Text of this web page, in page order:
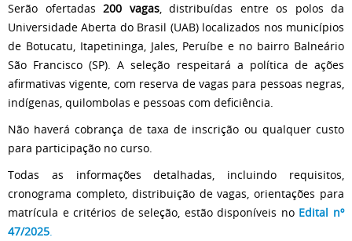
Serão ofertadas 200 vagas, distribuídas entre os polos da
Universidade Aberta do Brasil (UAB) localizados nos municípios
de Botucatu, Itapetininga, Jales, Peruíbe e no bairro Balneário
São Francisco (SP). A seleção respeitará a política de ações
afirmativas vigente, com reserva de vagas para pessoas negras,
indígenas, quilombolas e pessoas com deficiência.
Não haverá cobrança de taxa de inscrição ou qualquer custo
para participação no curso.
Todas as informações detalhadas, incluindo requisitos,
cronograma completo, distribuição de vagas, orientações para
matrícula e critérios de seleção, estão disponíveis no Edital nº
47/2025.